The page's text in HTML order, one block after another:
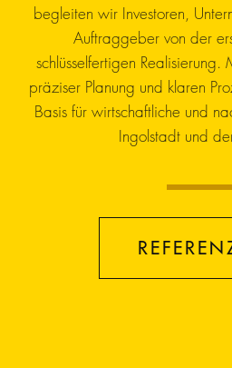
begleiten wir Investoren,
Auftraggeber von der
schlüsselfertigen
präziser Planung und klaren
Basis für wirtschaftliche und
Ingolstadt und